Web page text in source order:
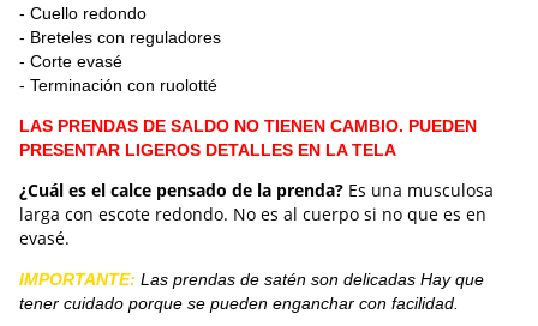
- Cuello redondo
- Breteles con reguladores
- Corte evasé
- Terminación con ruolotté
LAS PRENDAS DE SALDO NO TIENEN CAMBIO. PUEDEN
PRESENTAR LIGEROS DETALLES EN LA TELA
¿Cuál es el calce pensado de la prenda? Es una musculosa
larga con escote redondo. No es al cuerpo si no que es en
evasé.
IMPORTANTE: Las prendas de satén son delicadas Hay que
tener cuidado porque se pueden enganchar con facilidad.